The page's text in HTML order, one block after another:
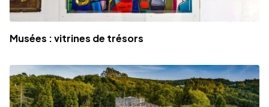
Musées : vitrines de trésors